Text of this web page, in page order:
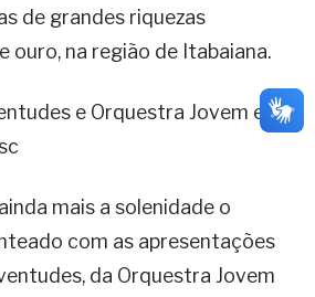
de grandes riquezas
ouro, na região de Itabaiana.
e Orquestra Jovem e
mais a solenidade o
com as apresentações
da Orquestra Jovem